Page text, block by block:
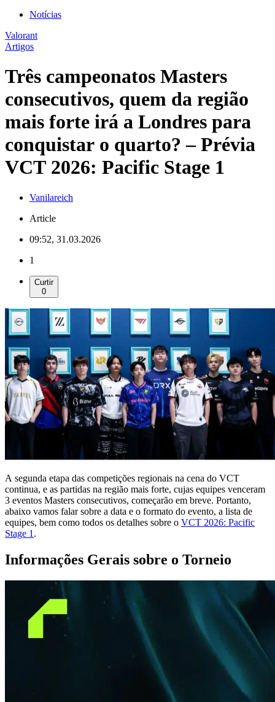
Notícias
Valorant
Artigos
Três campeonatos Masters
consecutivos, quem da região
mais forte irá a Londres para
conquistar o quarto? – Prévia
VCT 2026: Pacific Stage 1
Vanilareich
Article
09:52, 31.03.2026
1
Curtir
0
A segunda etapa das competições regionais na cena do VCT
continua, e as partidas na região mais forte, cujas equipes venceram
3 eventos Masters consecutivos, começarão em breve. Portanto,
abaixo vamos falar sobre a data e o formato do evento, a lista de
equipes, bem como todos os detalhes sobre o VCT 2026: Pacific
Stage 1 .
Informações Gerais sobre o Torneio